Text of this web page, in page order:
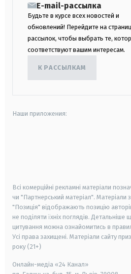
E-mail-рассылка
Будьте в курсе всех новостей и
обновлений! Перейдите на
рассылок, чтобы выбрать те,
соответствуют вашим интересам.
К РАССЫЛКАМ
Наши приложения:
Всі комерційні рекламні матеріали
чи "Партнерський матеріал". Матеріали
"Позиція" відображають позицію
не поділяти їхніх поглядів.
цитування можна ознайомитись в
Усі права захищені. Матеріали сайту
року (21+)
Онлайн-медіа «24 Канал»